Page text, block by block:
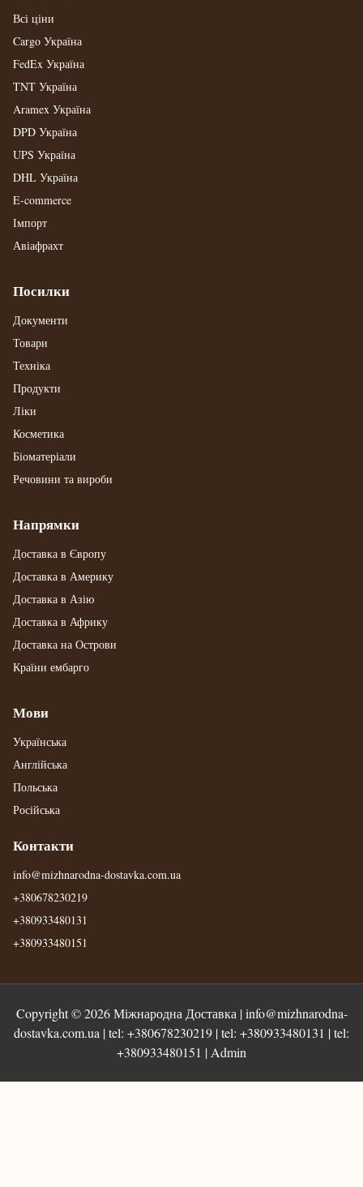
Всі ціни
Cargo Україна
FedEx Україна
TNT Україна
Aramex Україна
DPD Україна
UPS Україна
DHL Україна
E-commerce
Імпорт
Авіафрахт
Посилки
Документи
Товари
Техніка
Продукти
Ліки
Косметика
Біоматеріали
Речовини та вироби
Напрямки
Доставка в Європу
Доставка в Америку
Доставка в Азію
Доставка в Африку
Доставка на Острови
Країни ембарго
Мови
Українська
Англійська
Польська
Російська
Контакти
info@mizhnarodna-dostavka.com.ua
+380678230219
+380933480131
+380933480151
Copyright © 2026 Міжнародна Доставка |info@mizhnarodna-
dostavka.com.ua | tel: +380678230219 | tel: +380933480131 | tel:
+380933480151 | Admin